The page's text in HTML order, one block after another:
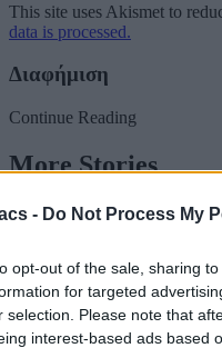
- Do Not Process My
opt-out of the sale, sharing
for targeted
selection. Please note that
interest-based ads based
This site uses Akismet to
data is processed.
Διαφήμιση
Continue Reading
More Stories
More